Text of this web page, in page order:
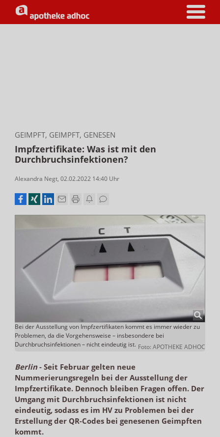
GEIMPFT, GEIMPFT, GENESEN
Impfzertifikate: Was ist mit den
Durchbruchsinfektionen?
Alexandra Negt, 02.02.2022 14:40 Uhr
Bei der Ausstellung von Impfzertifikaten kommt es immer wieder zu
Problemen, da die Vorgehensweise – insbesondere bei
Durchbruchsinfektionen – nicht eindeutig ist. Foto: APOTHEKE ADHOC
Berlin- Seit Februar gelten neue
Nummerierungsregeln bei der Ausstellung der
Impfzertifikate. Dennoch bleiben Fragen offen. Der
Umgang mit Durchbruchsinfektionen ist nicht
eindeutig, sodass es im HV zu Problemen bei der
Erstellung der QR-Codes bei genesenen Geimpften
kommt.